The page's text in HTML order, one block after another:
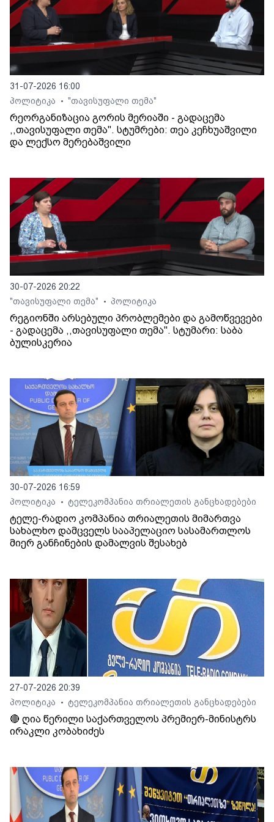
31-07-2026 16:00
პოლიტიკა
• "თავისუფალი თემა"
რეორგანიზაცია გორის მერიაში - გადაცემა
,,თავისუფალი თემა". სტუმრები: თეა კეჩხუაშვილი
და ლექსო მერებაშვილი
30-07-2026 20:22
"თავისუფალი თემა"
• პოლიტიკა
რეგიონში არსებული პრობლემები და გამოწვევები
- გადაცემა ,,თავისუფალი თემა". სტუმარი: საბა
ბულისკერია
30-07-2026 16:59
პოლიტიკა
• ტელეკომპანია თრიალეთის განცხადებები
ტელე-რადიო კომპანია თრიალეთის მიმართვა
სახალხო დამცველს სააპელაციო სასამართლოს
მიერ განჩინების დამალვის შესახებ
27-07-2026 20:39
პოლიტიკა
• ტელეკომპანია თრიალეთის განცხადებები
🔴 ღია წერილი საქართველოს პრემიერ-მინისტრს
ირაკლი კობახიძეს